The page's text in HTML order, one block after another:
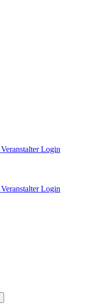
Veranstalter Login
Veranstalter Login